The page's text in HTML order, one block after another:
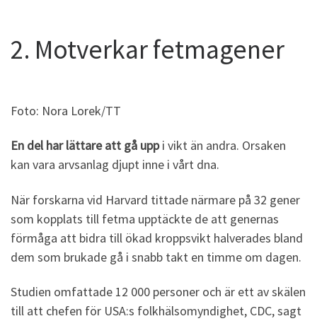
2. Motverkar fetmagener
Foto: Nora Lorek/TT
En del har lättare att gå uppi vikt än andra. Orsaken
kan vara arvsanlag djupt inne i vårt dna.
När forskarna vid Harvard tittade närmare på 32 gener
som kopplats till fetma upptäckte de att genernas
förmåga att bidra till ökad kroppsvikt halverades bland
dem som brukade gå i snabb takt en timme om dagen.
Studien omfattade 12 000 personer och är ett av skälen
till att chefen för USA:s folkhälsomyndighet, CDC, sagt